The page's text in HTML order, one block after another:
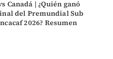
Canadá | ¿Quién ganó
del Premundial Sub
2026? Resumen